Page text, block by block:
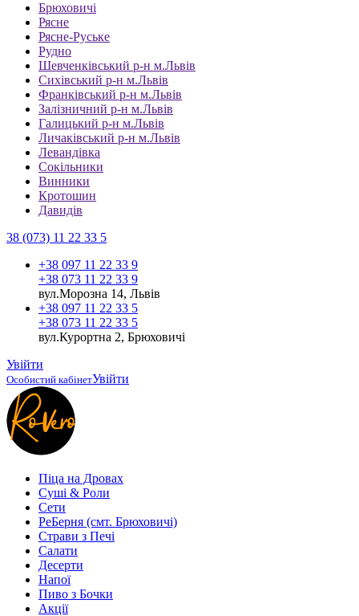
Брюховичі
Рясне
Рясне-Руське
Рудно
Шевченківський р-н м.Львів
Сихівський р-н м.Львів
Франківський р-н м.Львів
Залізничний р-н м.Львів
Галицький р-н м.Львів
Личаківський р-н м.Львів
Левандівка
Сокільники
Винники
Кротошин
Давидів
38 (073) 11 22 33 5
+38 097 11 22 33 9
+38 073 11 22 33 9
вул.Морозна 14, Львів
+38 097 11 22 33 5
+38 073 11 22 33 5
вул.Курортна 2, Брюховичі
Увійти
Особистий кабінетУвійти
Піца на Дровах
Cуші & Роли
Сети
РеБерня (смт. Брюховичі)
Страви з Печі
Салати
Десерти
Напої
Пиво з Бочки
Акції